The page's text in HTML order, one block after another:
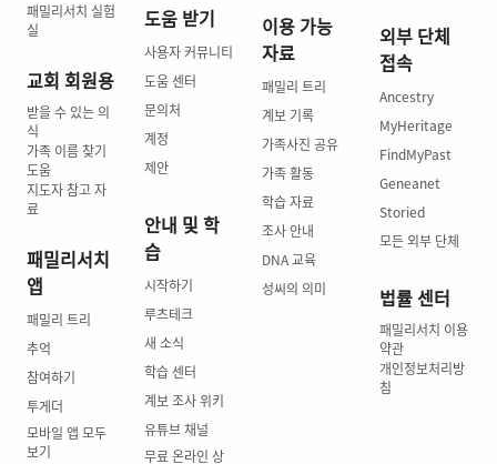
패밀리서치 실험
실
교회 회원용
받을 수 있는 의
식
가족 이름 찾기
도움
지도자 참고 자
료
패밀리서치
앱
패밀리 트리
추억
참여하기
투게더
모바일 앱 모두
보기
도움 받기
사용자 커뮤니티
도움 센터
문의처
계정
제안
안내 및 학
습
시작하기
루츠테크
새 소식
학습 센터
계보 조사 위키
유튜브 채널
무료 온라인 상
이용 가능
자료
패밀리 트리
계보 기록
가족사진 공유
가족 활동
학습 자료
조사 안내
DNA 교육
성씨의 의미
외부 단체
접속
Ancestry
MyHeritage
FindMyPast
Geneanet
Storied
모든 외부 단체
법률 센터
패밀리서치 이용
약관
개인정보처리방
침